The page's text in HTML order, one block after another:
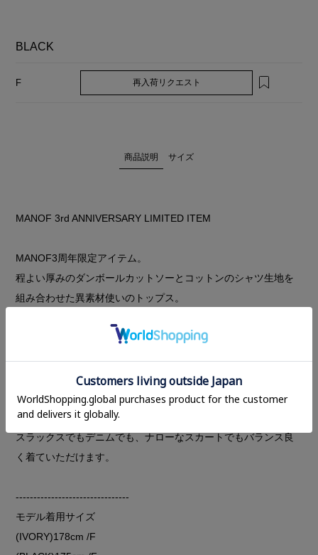
BLACK
F 再入荷リクエスト
商品説明 サイズ
MANOF 3rd ANNIVERSARY LIMITED ITEM
MANOF3周年限定アイテム。
程よい厚みのダンボールカットソーとコットンのシャツ生地を
組み合わせた異素材使いのトップス。
フタ生地を組み合わせることでカジュアルになり過ぎずデイリ
ー使いしやすいアイテムに仕上げています。
キーネックデザインの衿ぐりが抜け感のある1枚。
スラックスでもデニムでも、ナローなスカートでもバランス良
く着ていただけます。
--------------------------------
モデル着用サイズ
(IVORY)178cm /F